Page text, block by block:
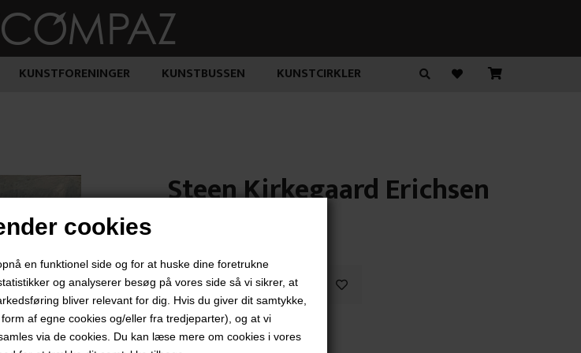
cookies
en funktionel side og for at huske dine foretrukne
og analyserer besøg på vores side så vi sikrer, at
bliver relevant for dig. Hvis du giver dit samtykke,
af egne cookies og/eller fra tredjeparter), og at vi
via de cookies. Du kan læse mere om cookies i vores
KUNSTFORENINGER KUNSTBUSSEN KUNSTCIRKLER
Steen Kirkegaard Erichsen
"Uden Titel"